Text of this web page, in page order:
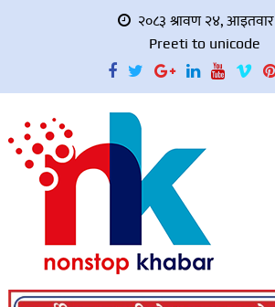
२०८३ श्रावण २४, आइतवार
Preeti to unicode